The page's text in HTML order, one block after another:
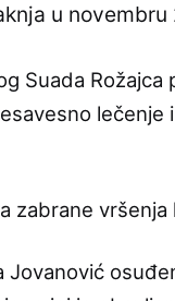
u
Suada
zabrane
Jovanović